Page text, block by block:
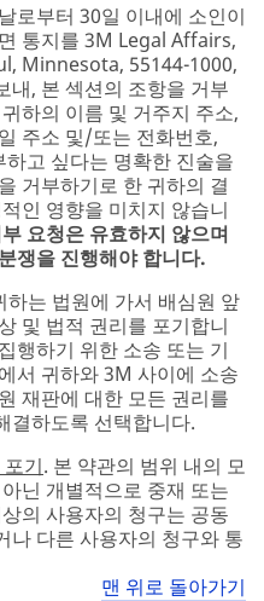
로부터 30일 이내에 소인이
통지를 3M Legal Affairs,
Minnesota, 55144-1000,
, 본 섹션의 조항을 거부
하의 이름 및 거주지 주소,
주소 및/또는 전화번호,
고 싶다는 명확한 진술을
거부하기로 한 귀하의 결
인 영향을 미치지 않습니
요청은 유효하지 않으며
쟁을 진행해야 합니다.
하는 법원에 가서 배심원 앞
및 법적 권리를 포기합니
행하기 위한 소송 또는 기
서 귀하와 3M 사이에 소송
재판에 대한 모든 권리를
결하도록 선택합니다.
기. 본 약관의 범위 내의 모
닌 개별적으로 중재 또는
의 사용자의 청구는 공동
나 다른 사용자의 청구와 통
맨 위로 돌아가기